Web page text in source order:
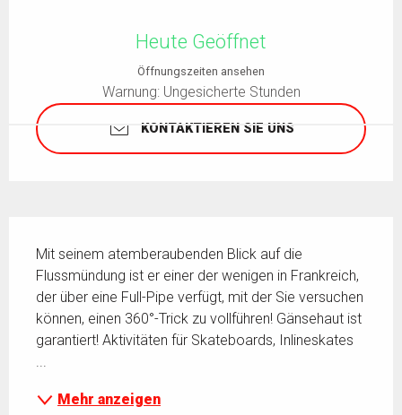
Heute Geöffnet
Öffnungszeiten ansehen
Warnung: Ungesicherte Stunden
KONTAKTIEREN SIE UNS
Mit seinem atemberaubenden Blick auf die
Flussmündung ist er einer der wenigen in Frankreich,
der über eine Full-Pipe verfügt, mit der Sie versuchen
können, einen 360°-Trick zu vollführen! Gänsehaut ist
garantiert! Aktivitäten für Skateboards, Inlineskates
...
Mehr anzeigen